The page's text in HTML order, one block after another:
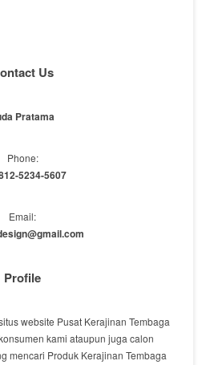
Us
Pratama
Phone:
5234-5607
Email:
Profile
website Pusat Kerajinan Tembaga
kami ataupun juga calon
mencari Produk Kerajinan Tembaga